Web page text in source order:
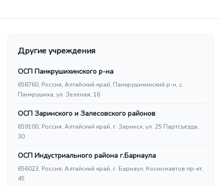
Другие учреждения
ОСП Панкрушихинского р-на
658760, Россия, Алтайский край, Панкрушихинский р-н, с.
Панкрушиха, ул. Зеленая, 16
ОСП Заринского и Залесовского районов
659100, Россия, Алтайский край, г. Заринск, ул. 25 Партсъезда,
30
ОСП Индустриального района г.Барнаула
656023, Россия, Алтайский край, г. Барнаул, Космонавтов пр-кт,
45